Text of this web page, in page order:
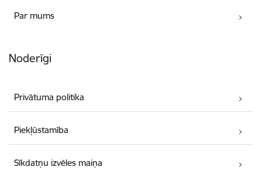
Par mums
Noderīgi
Privātuma politika
Piekļūstamība
Sīkdatņu izvēles maiņa